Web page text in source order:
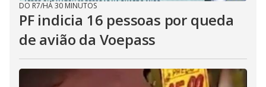
DO R7/HÁ 30 MINUTOS
PF indicia 16 pessoas por queda
de avião da Voepass